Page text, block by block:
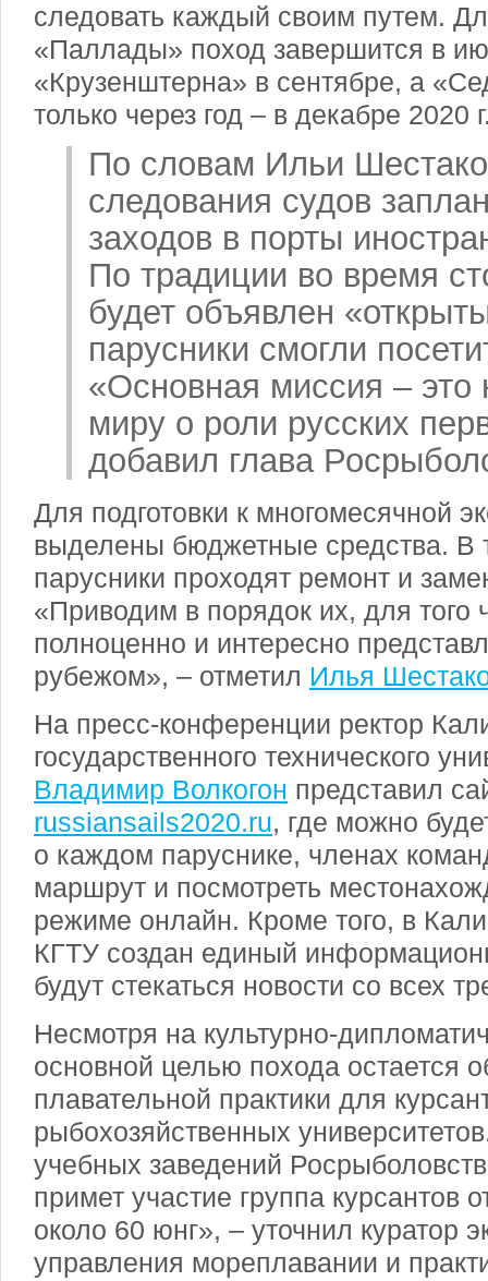
следовать каждый своим путем.
«Паллады» поход завершится в
«Крузенштерна» в сентябре, а
только через год – в декабре 2020
По словам Ильи
следования судов
заходов в порты
По традиции во время
будет объявлен
парусники смогли
«Основная миссия – это
миру о роли русских
добавил глава
Для подготовки к многомесячной
выделены бюджетные средства. В
парусники проходят ремонт и
«Приводим в порядок их, для того
полноценно и интересно
рубежом», – отметил Илья
На пресс-конференции ректор
государственного технического
Владимир Волкогон представил
russiansails2020.ru, где можно
о каждом паруснике, членах
маршрут и посмотреть
режиме онлайн. Кроме того, в
КГТУ создан единый
будут стекаться новости со всех
Несмотря на культурно-
основной целью похода остается
плавательной практики для
рыбохозяйственных
учебных заведений
примет участие группа курсантов
около 60 юнг», – уточнил куратор
управления мореплавании и